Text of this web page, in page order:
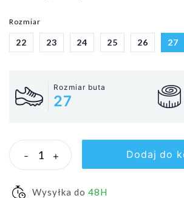
Rozmiar
22 23 24 25 26 27
Rozmiar buta
27
- + Dodaj do
Wysyłka do 48H